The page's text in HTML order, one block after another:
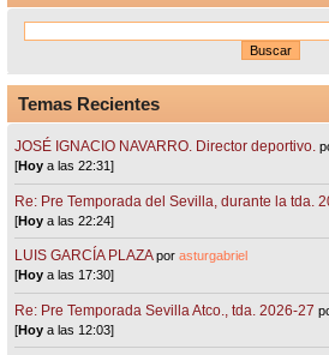
Temas Recientes
JOSÉ IGNACIO NAVARRO. Director deportivo.
[Hoy a las 22:31]
Re: Pre Temporada del Sevilla, durante la tda.
[Hoy a las 22:24]
LUIS GARCÍA PLAZA porasturgabriel
[Hoy a las 17:30]
Re: Pre Temporada Sevilla Atco., tda. 2026-27
[Hoy a las 12:03]